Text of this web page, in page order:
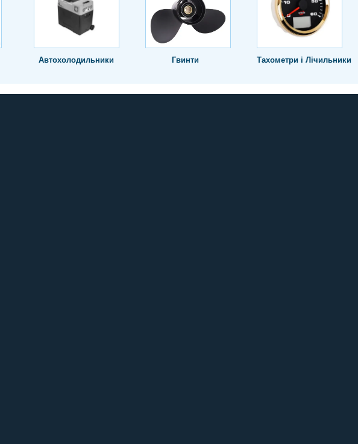
Автохолодильники Гвинти Тахометри і Лічильники